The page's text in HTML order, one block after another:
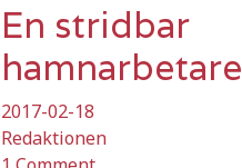
En stridbar
hamnarbetare
2017-02-18
Redaktionen